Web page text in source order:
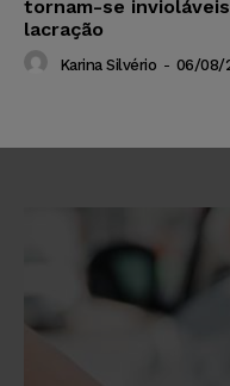
tornam-se
lacração
Karina Silvério - 06/08/